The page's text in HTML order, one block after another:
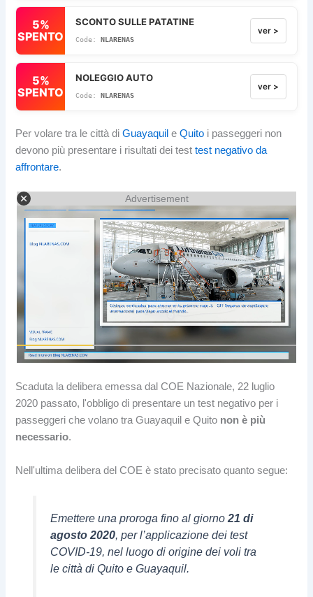
5%
SPENTO
SCONTO SULLE PATATINE
NLARENAS
ver >
5%
SPENTO
NOLEGGIO AUTO
NLARENAS
ver >
Per volare tra le città diGuayaquil eQuito i passeggeri non
devono più presentare i risultati dei testtest negativo da
affrontare.
Advertisement
Scaduta la delibera emessa dal COE Nazionale, 22 luglio
2020 passato, l'obbligo di presentare un test negativo per i
passeggeri che volano tra Guayaquil e Quito non è più
necessario.
Nell'ultima delibera del COE è stato precisato quanto segue:
Emettere una proroga fino al giorno 21 di
agosto 2020, per l’applicazione dei test
COVID-19, nel luogo di origine dei voli tra
le città di Quito e Guayaquil.